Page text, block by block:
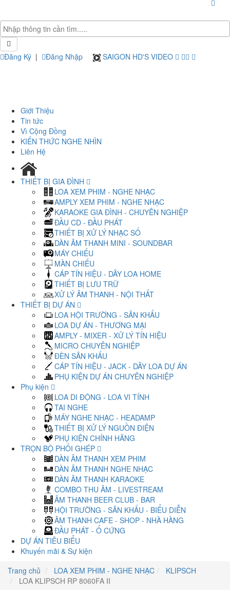
Đăng Ký | Đăng Nhập SAIGON HD'S VIDEO
Giới Thiệu
Tin tức
Vì Cộng Đồng
KIẾN THỨC NGHE NHÌN
Liên Hệ
THIẾT BỊ GIA ĐÌNH
LOA XEM PHIM - NGHE NHẠC
AMPLY XEM PHIM - NGHE NHẠC
KARAOKE GIA ĐÌNH - CHUYÊN NGHIỆP
ĐẦU CD - ĐẦU PHÁT
THIẾT BỊ XỬ LÝ NHẠC SỐ
DÀN ÂM THANH MINI - SOUNDBAR
MÁY CHIẾU
MÀN CHIẾU
CÁP TÍN HIỆU - DÂY LOA HOME
THIẾT BỊ LƯU TRỮ
XỬ LÝ ÂM THANH - NỘI THẤT
THIẾT BỊ DỰ ÁN
LOA HỘI TRƯỜNG - SÂN KHẤU
LOA DỰ ÁN - THƯƠNG MẠI
AMPLY - MIXER - XỬ LÝ TÍN HIỆU
MICRO CHUYÊN NGHIỆP
ĐÈN SÂN KHẤU
CÁP TÍN HIỆU - JACK - DÂY LOA DỰ ÁN
PHỤ KIỆN DỰ ÁN CHUYÊN NGHIỆP
Phụ kiện
LOA DI ĐỘNG - LOA VI TÍNH
TAI NGHE
MÁY NGHE NHẠC - HEADAMP
THIẾT BỊ XỬ LÝ NGUỒN ĐIỆN
PHỤ KIỆN CHÍNH HÃNG
TRỌN BỘ PHỐI GHÉP
DÀN ÂM THANH XEM PHIM
DÀN ÂM THANH NGHE NHẠC
DÀN ÂM THANH KARAOKE
COMBO THU ÂM - LIVESTREAM
ÂM THANH BEER CLUB - BAR
HỘI TRƯỜNG - SÂN KHẤU - BIỂU DIỄN
ÂM THANH CAFE - SHOP - NHÀ HÀNG
ĐẦU PHÁT - Ổ CỨNG
DỰ ÁN TIÊU BIỂU
Khuyến mãi & Sự kiện
Trang chủ
LOA XEM PHIM - NGHE NHẠC
KLIPSCH
LOA KLIPSCH RP 8060FA II